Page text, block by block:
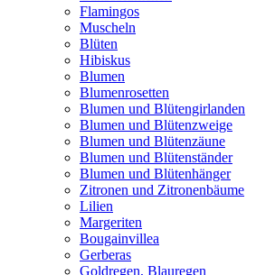
Flamingos
Muscheln
Blüten
Hibiskus
Blumen
Blumenrosetten
Blumen und Blütengirlanden
Blumen und Blütenzweige
Blumen und Blütenzäune
Blumen und Blütenständer
Blumen und Blütenhänger
Zitronen und Zitronenbäume
Lilien
Margeriten
Bougainvillea
Gerberas
Goldregen, Blauregen